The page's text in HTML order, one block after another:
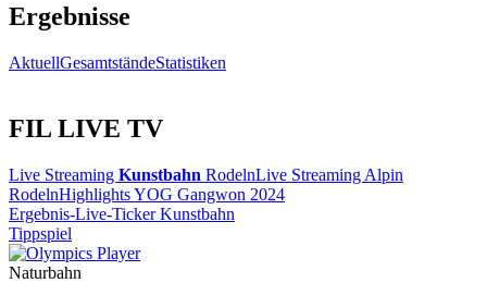
Ergebnisse
AktuellGesamtständeStatistiken
FIL LIVE TV
Live Streaming Kunstbahn RodelnLive Streaming Alpin
RodelnHighlights YOG Gangwon 2024
Ergebnis-Live-Ticker Kunstbahn
Tippspiel
Naturbahn